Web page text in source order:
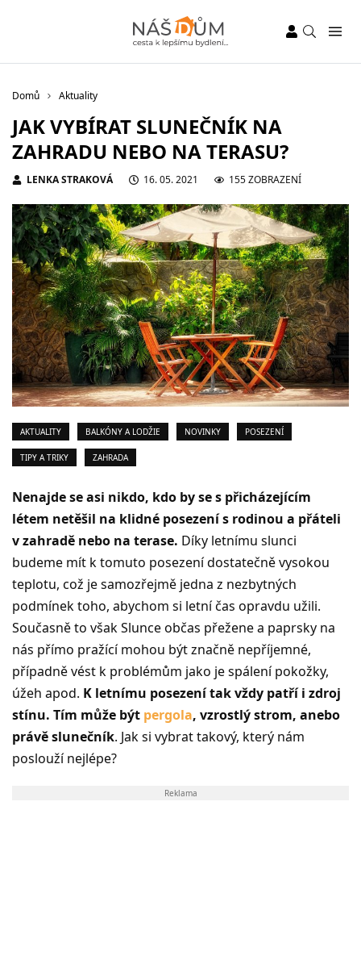
Domů Aktuality
JAK VYBÍRAT SLUNEČNÍK NA
ZAHRADU NEBO NA TERASU?
LENKA STRAKOVÁ 16. 05. 2021 155 ZOBRAZENÍ
AKTUALITY BALKÓNY A LODŽIE NOVINKY POSEZENÍ
TIPY A TRIKY ZAHRADA
Nenajde se asi nikdo, kdo by se s přicházejícím
létem netěšil na klidné posezení s rodinou a přáteli
v zahradě nebo na terase. Díky letnímu slunci
budeme mít k tomuto posezení dostatečně vysokou
teplotu, což je samozřejmě jedna z nezbytných
podmínek toho, abychom si letní čas opravdu užili.
Současně to však Slunce občas přežene a paprsky na
nás přímo pražící mohou být značně nepříjemné,
případně vést k problémům jako je spálení pokožky,
úžeh apod. K letnímu posezení tak vždy patří i zdroj
stínu. Tím může být pergola, vzrostlý strom, anebo
právě slunečník. Jak si vybrat takový, který nám
poslouží nejlépe?
Reklama